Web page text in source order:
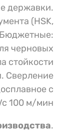
державки.
(HSK,
Бюджетные:
черновых
стойкости
Сверление
с
100 м/мин.
.